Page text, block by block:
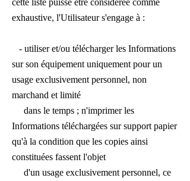
cette liste puisse être considérée comme
exhaustive, l'Utilisateur s'engage à :
- utiliser et/ou télécharger les Informations
sur son équipement uniquement pour un
usage exclusivement personnel, non
marchand et limité
dans le temps ; n'imprimer les
Informations téléchargées sur support papier
qu'à la condition que les copies ainsi
constituées fassent l'objet
d'un usage exclusivement personnel, ce